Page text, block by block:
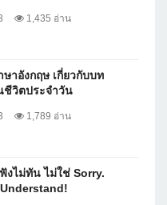
1,435 อ่าน
ษาอังกฤษ เกี่ยวกับบท
วิตประจำวัน
1,789 อ่าน
งไม่ทัน ไม่ใช่ Sorry.